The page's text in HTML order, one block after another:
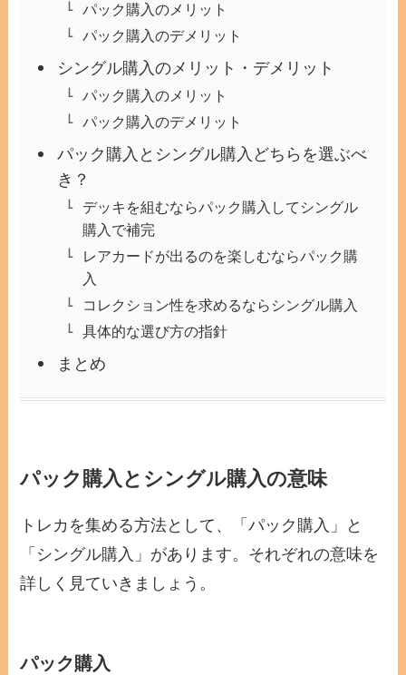
パック購入のメリット
パック購入のデメリット
シングル購入のメリット・デメリット
パック購入のメリット
パック購入のデメリット
パック購入とシングル購入どちらを選ぶべ
き？
デッキを組むならパック購入してシングル
購入で補完
レアカードが出るのを楽しむならパック購
入
コレクション性を求めるならシングル購入
具体的な選び方の指針
まとめ
パック購入とシングル購入の意味
トレカを集める方法として、「パック購入」と
「シングル購入」があります。それぞれの意味を
詳しく見ていきましょう。
パック購入